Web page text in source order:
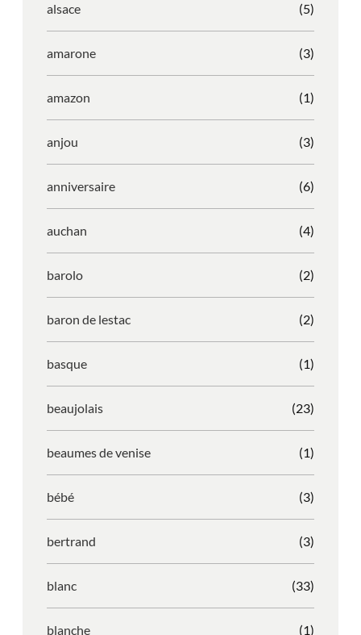
alsace (5)
amarone (3)
amazon (1)
anjou (3)
anniversaire (6)
auchan (4)
barolo (2)
baron de lestac (2)
basque (1)
beaujolais (23)
beaumes de venise (1)
bébé (3)
bertrand (3)
blanc (33)
blanche (1)